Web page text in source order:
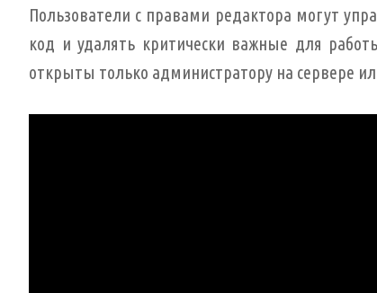
Пользователи с правами редактора могут
код и удалять критически важные для
открыты только администратору на сервере